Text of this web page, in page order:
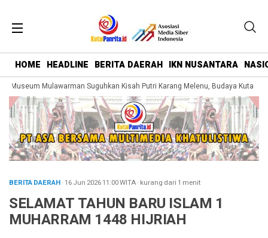
HOME HEADLINE BERITA DAERAH IKN NUSANTARA
Mulawarman Suguhkan Kisah Putri Karang Melenu, Budaya Kutai
BERITA DAERAH· 16 Jun 202611:00WITA· kurang dari 1 menit
SELAMAT TAHUN BARU ISLAM 1
MUHARRAM 1448 HIJRIAH